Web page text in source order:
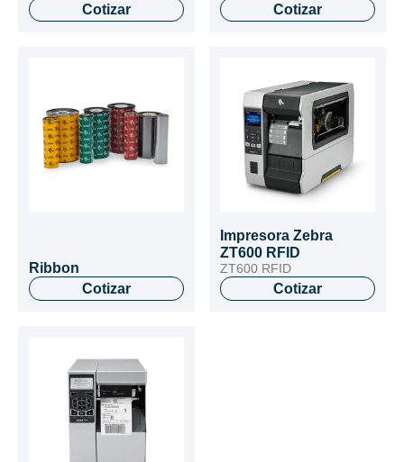
Cotizar
Cotizar
Ribbon
Cotizar
Impresora Zebra
ZT600 RFID
ZT600 RFID
Cotizar